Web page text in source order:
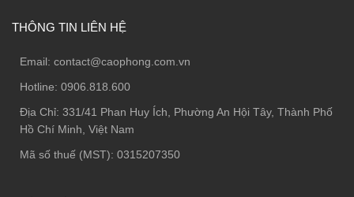
THÔNG TIN LIÊN HỆ
Email: contact@caophong.com.vn
Hotline: 0906.818.600
Địa Chỉ: 331/41 Phan Huy Ích, Phường An Hội Tây, Thành Phố
Hồ Chí Minh, Việt Nam
Mã số thuế (MST): 0315207350